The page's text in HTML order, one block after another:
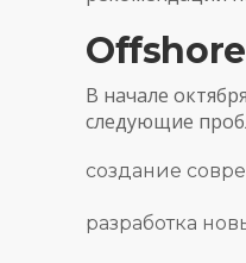
В начале
следующие
создание
разработка